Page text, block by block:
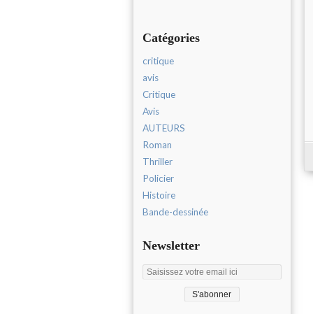
Catégories
critique
avis
Critique
Avis
AUTEURS
Roman
Thriller
Policier
Histoire
Bande-dessinée
Newsletter